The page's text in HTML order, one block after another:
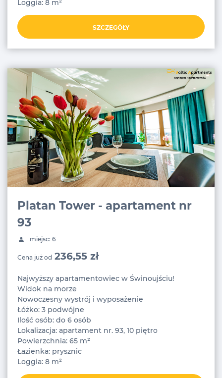
Loggia: 8 m²
SZCZEGÓŁY
Platan Tower - apartament nr
93
miejsc: 6
Cena już od 236,55 zł
Najwyższy apartamentowiec w Świnoujściu!
Widok na morze
Nowoczesny wystrój i wyposażenie
Łóżko: 3 podwójne
Ilość osób: do 6 osób
Lokalizacja: apartament nr. 93, 10 piętro
Powierzchnia: 65 m²
Łazienka: prysznic
Loggia: 8 m²